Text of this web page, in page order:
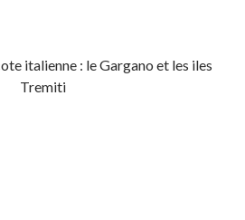
italienne : le Gargano et les iles
Tremiti